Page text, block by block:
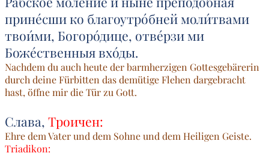
прине́сши ко благоутро́бней моли́твами
твои́ми, Богоро́дице, отве́рзи ми
Боже́ственныя вхо́ды.
Nachdem du auch heute der barmherzigen Gottesgebärerin
durch deine Fürbitten das demütige Flehen dargebracht
hast, öffne mir die Tür zu Gott.
Слава, Троичен:
Ehre dem Vater und dem Sohne und dem Heiligen Geiste.
Triadikon: